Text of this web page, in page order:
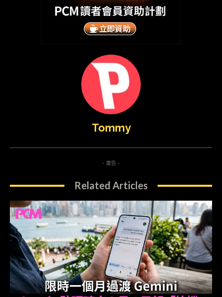
Tommy
- 廣告 -
Related Articles